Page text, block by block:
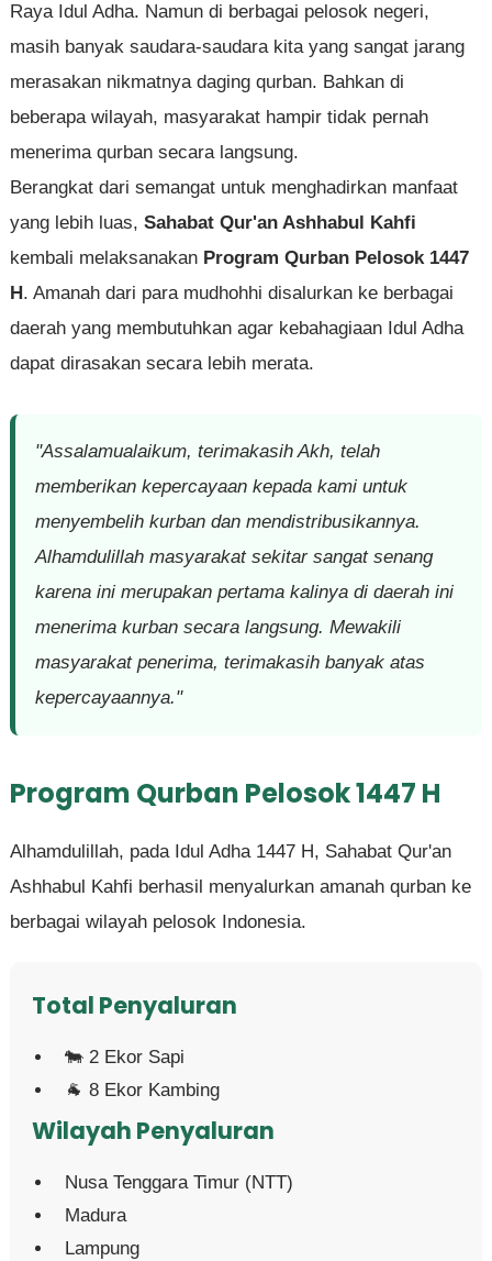
Raya Idul Adha. Namun di berbagai pelosok negeri,
masih banyak saudara-saudara kita yang sangat jarang
merasakan nikmatnya daging qurban. Bahkan di
beberapa wilayah, masyarakat hampir tidak pernah
menerima qurban secara langsung.
Berangkat dari semangat untuk menghadirkan manfaat
yang lebih luas, Sahabat Qur'an Ashhabul Kahfi
kembali melaksanakan Program Qurban Pelosok 1447
H. Amanah dari para mudhohhi disalurkan ke berbagai
daerah yang membutuhkan agar kebahagiaan Idul Adha
dapat dirasakan secara lebih merata.
"Assalamualaikum, terimakasih Akh, telah
memberikan kepercayaan kepada kami untuk
menyembelih kurban dan mendistribusikannya.
Alhamdulillah masyarakat sekitar sangat senang
karena ini merupakan pertama kalinya di daerah ini
menerima kurban secara langsung. Mewakili
masyarakat penerima, terimakasih banyak atas
kepercayaannya."
Program Qurban Pelosok 1447 H
Alhamdulillah, pada Idul Adha 1447 H, Sahabat Qur'an
Ashhabul Kahfi berhasil menyalurkan amanah qurban ke
berbagai wilayah pelosok Indonesia.
Total Penyaluran
🐄 2 Ekor Sapi
🐐 8 Ekor Kambing
Wilayah Penyaluran
Nusa Tenggara Timur (NTT)
Madura
Lampung